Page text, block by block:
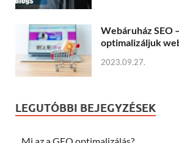
Webáruház SEO
optimalizáljuk
2023.09.27.
LEGUTÓBBI BEJEGYZÉSEK